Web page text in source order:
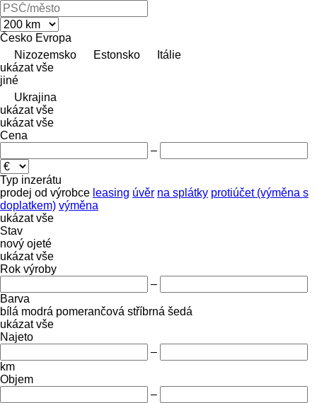
Česko Evropa
Nizozemsko
Estonsko
Itálie
ukázat vše
jiné
Ukrajina
ukázat vše
ukázat vše
Cena
–
Typ inzerátu
prodej od výrobce leasing úvěr na splátky protiúčet (výměna s
doplatkem) výměna
ukázat vše
Stav
nový ojeté
ukázat vše
Rok výroby
–
Barva
bílá modrá pomerančová stříbrná šedá
ukázat vše
Najeto
–
km
Objem
–